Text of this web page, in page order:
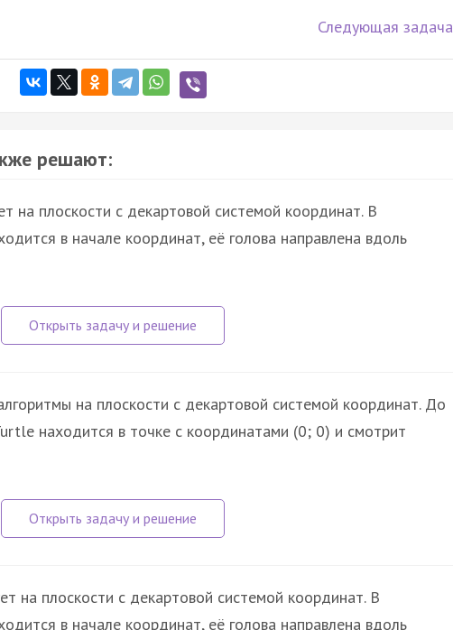
Следующая задача
решают:
на плоскости с декартовой системой координат. В
в начале координат, её голова направлена вдоль
на плоскости с декартовой системой координат. До
находится в точке с координатами (0; 0) и смотрит
на плоскости с декартовой системой координат. В
в начале координат, её голова направлена вдоль